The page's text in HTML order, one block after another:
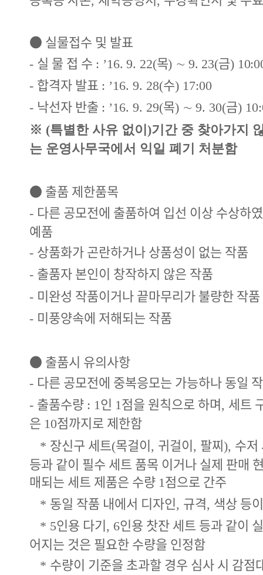
● 실물접수 및 발표
- 실 물 접 수 : ’16. 9. 22(목) ∼ 9. 23(금)
- 합격자 발표 : ’16. 9. 28(수) 17:00
- 낙선자 반출 : ’16. 9. 29(목) ∼ 9. 30(금)
※ (특별한 사유 없이 )기간 중 찾아가지
는 운영사무국에서 익일 폐기 처분함
● 출품 제한품목
- 다른 공모전에 출품하여 입선 이상 수상하
예품
- 상품화가 곤란하거나 상품성이 없는 작품
- 출품자 본인이 창작하지 않은 작품
- 미완성 작품이거나 끝마무리가 불량한 작품
- 미풍양속에 저해되는 작품
● 출품시 유의사항
- 다른 공모전에 중복응모는 가능하나 동일
- 출품수량 : 1인 1점을 원칙으로 하며, 세트
은 10점까지로 제한함
* 장신구 세트(목걸이, 귀걸이, 팔찌), 수저
등과 같이 필수 세트 품목 이거나 실제 판매
매되는 세트 제품은 수량 1 점으로 간주
* 동일 작품 내에서 디자인, 규격, 색상 등
* 5인용 다기, 6인용 찻잔 세트 등과 같이
어지는 것은 필요한 수량을 인정함
* 수량이 기준을 초과할 경우 심사 시 감점